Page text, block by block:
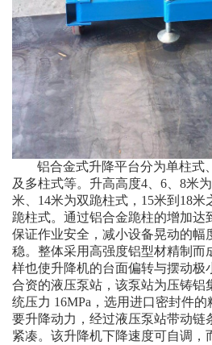
铝合金式升降平台分为单柱式
及多柱式等。升高高度4、6、8米
米、14米为双跪柱式，15米到18米
跪柱式。通过铝合金跪柱的增加达
保证作业安全，减小设备晃动的幅
稳。整体采用高强度铝型材精制而
样也使升降机的台面偏转与摆动极
合资的液压泵站，该泵站为压铸铝
统压力 16MPa，选用进口密封件
要升降动力，经过液压泵站带动链
紧凑。该升降机下降速度可自调，